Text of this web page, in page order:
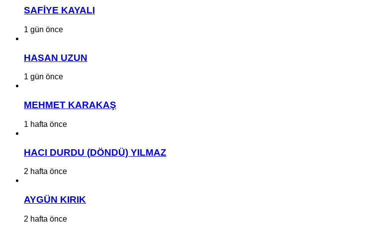
SAFİYE KAYALI
1 gün önce
HASAN UZUN
1 gün önce
MEHMET KARAKAŞ
1 hafta önce
HACI DURDU (DÖNDÜ) YILMAZ
2 hafta önce
AYGÜN KIRIK
2 hafta önce